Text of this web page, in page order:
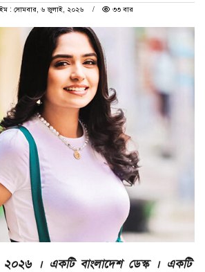
: সোমবার, ৬ জুলাই, ২০২৬
৩৩ বার
। একটি বাংলাদেশ ডেস্ক । একটি